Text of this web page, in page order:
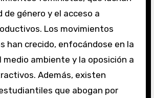
de género y el acceso a
Los movimientos
han crecido, enfocándose en la
medio ambiente y la oposición a
Además, existen
que abogan por